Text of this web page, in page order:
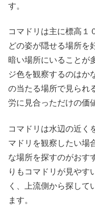
す。
コマドリは主に標高１
どの姿が隠せる場所を
暗い場所にいることが
ジ色を観察するのはか
の当たる場所で見られ
労に見合っただけの価
コマドリは水辺の近く
マドリを観察したい場
な場所を探すのがおす
りもコマドリが見やす
く、上流側から探して
ます。